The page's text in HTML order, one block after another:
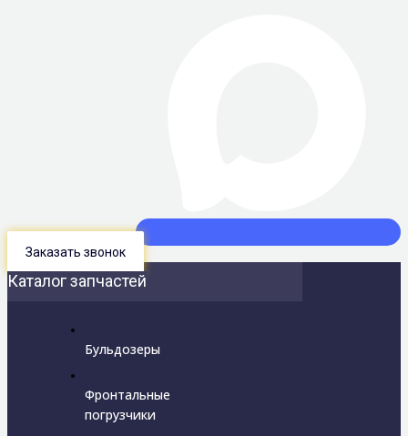
Заказать звонок
Каталог запчастей
Бульдозеры
Фронтальные
погрузчики